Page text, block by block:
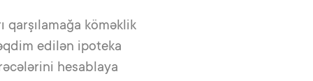
köməklik
edilən ipoteka
hesablaya